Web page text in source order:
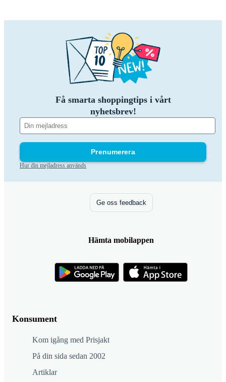
Få smarta shoppingtips i vårt
nyhetsbrev!
Prenumerera
Hur din mejladress används
Konsument
Kom igång med Prisjakt
På din sida sedan 2002
Artiklar
Ge oss feedback
Hämta mobilappen